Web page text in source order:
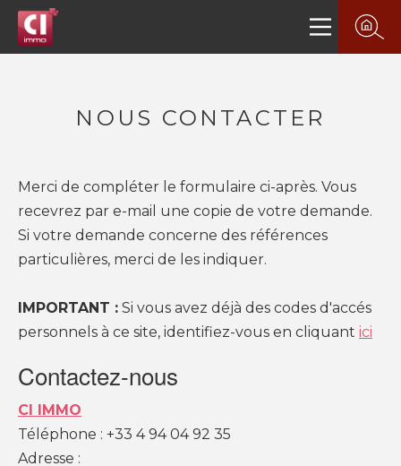
NOUS CONTACTER
Merci de compléter le formulaire ci-après. Vous
recevrez par e-mail une copie de votre demande.
Si votre demande concerne des références
particulières, merci de les indiquer.
IMPORTANT : Si vous avez déjà des codes d'accés
personnels à ce site, identifiez-vous en cliquant ici
Contactez-nous
CI IMMO
Téléphone : +33 4 94 04 92 35
Adresse :
PLUS DE 20 ANS D'EXPÉRIENCE
DANS L'IMMOBILIER.
L'AGENCE CI-IMMO